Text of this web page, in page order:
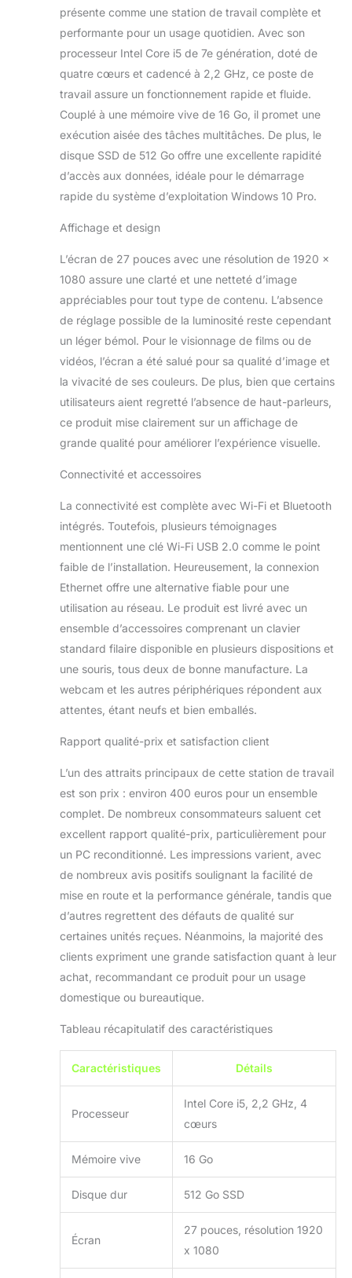
Prêt à l'Emploi :
Commencez à travailler
sans stress ! Le
système est déjà
configuré avec
Windows 11 Pro et
Office 2021, prêt à
de la boîte, sans
complications ni perte
de temps. 🌐 Connexion
Polyvalente : Restez
connexion LAN pour un
réseau stable et fiable,
Fi & Bluetooth offerte
(Wi-Fi 600AC et
Bluetooth 5.1), vous
permettant de naviguer
connecter des appareils
sans fil et de gérer vos
activités numériques en
toute flexibilité. 🖥️ Écran
AUDIO INTÉGRÉ – 27"
Inclus : Vivez une
expérience visuelle
la technologie IPS et
aux haut-parleurs
intégrés, chaque détail
prend vie avec des
couleurs éclatantes et
une immersion
remarquable,
transformant votre
manière d’interagir avec
vos contenus. 🌍
Reconditionné avec
Faites un choix
responsable pour
l’environnement sans
compromettre la qualité
et les performances !
Ce PC reconditionné a
été rigoureusement
testé pour vous offrir
fiabilité et efficacité,
avec la tranquillité d’une
garantie de 12 mois
pour un achat sûr et
présente comme une station de travail complète et
performante pour un usage quotidien. Avec son
processeur Intel Core i5 de 7e génération, doté de
quatre cœurs et cadencé à 2,2 GHz, ce poste de
travail assure un fonctionnement rapide et fluide.
Couplé à une mémoire vive de 16 Go, il promet une
exécution aisée des tâches multitâches. De plus, le
disque SSD de 512 Go offre une excellente rapidité
d’accès aux données, idéale pour le démarrage
rapide du système d’exploitation Windows 10 Pro.
Affichage et design
L’écran de 27 pouces avec une résolution de 1920 x
1080 assure une clarté et une netteté d’image
appréciables pour tout type de contenu. L’absence
de réglage possible de la luminosité reste cependant
un léger bémol. Pour le visionnage de films ou de
vidéos, l’écran a été salué pour sa qualité d’image et
la vivacité de ses couleurs. De plus, bien que certains
utilisateurs aient regretté l’absence de haut-parleurs,
ce produit mise clairement sur un affichage de
grande qualité pour améliorer l’expérience visuelle.
Connectivité et accessoires
La connectivité est complète avec Wi-Fi et Bluetooth
intégrés. Toutefois, plusieurs témoignages
mentionnent une clé Wi-Fi USB 2.0 comme le point
faible de l’installation. Heureusement, la connexion
Ethernet offre une alternative fiable pour une
utilisation au réseau. Le produit est livré avec un
ensemble d’accessoires comprenant un clavier
standard filaire disponible en plusieurs dispositions et
une souris, tous deux de bonne manufacture. La
webcam et les autres périphériques répondent aux
attentes, étant neufs et bien emballés.
Rapport qualité-prix et satisfaction client
L’un des attraits principaux de cette station de travail
est son prix : environ 400 euros pour un ensemble
complet. De nombreux consommateurs saluent cet
excellent rapport qualité-prix, particulièrement pour
un PC reconditionné. Les impressions varient, avec
de nombreux avis positifs soulignant la facilité de
mise en route et la performance générale, tandis que
d’autres regrettent des défauts de qualité sur
certaines unités reçues. Néanmoins, la majorité des
clients expriment une grande satisfaction quant à leur
achat, recommandant ce produit pour un usage
domestique ou bureautique.
Tableau récapitulatif des caractéristiques
Caractéristiques Détails
Processeur
Intel Core i5, 2,2 GHz, 4
cœurs
Mémoire vive 16 Go
Disque dur 512 Go SSD
Écran
27 pouces, résolution 1920
x 1080